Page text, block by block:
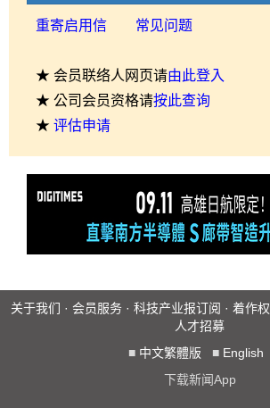
重寄启用信 常见问题
★ 会员联络人网页请由此登入
★ 公司会员资格请按此查询
★ 评估申请
关于我们 · 会员服务 · 科技产业报订阅 · 着作权
人才招募
■ 中文繁體版 ■ English
下载新闻App